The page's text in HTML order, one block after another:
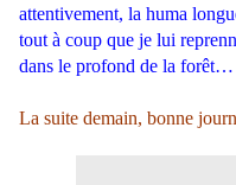
attentivement, la huma
tout à coup que je lui
dans le profond de la forêt…
La suite demain, bonne